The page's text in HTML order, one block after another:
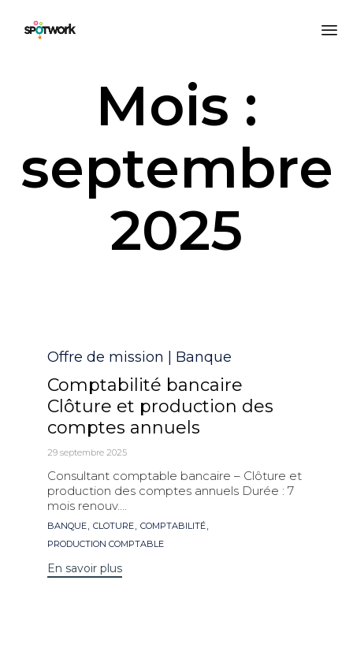
Mois :
septembre
2025
Catégorie
Offre de mission | Banque
Comptabilité bancaire
Clôture et production des
comptes annuels
29 septembre 2025
Consultant comptable bancaire – Clôture et
production des comptes annuels Durée : 7
mois renouv....
Mots
clés
BANQUE, CLOTURE, COMPTABILITÉ,
PRODUCTION COMPTABLE
En savoir plus